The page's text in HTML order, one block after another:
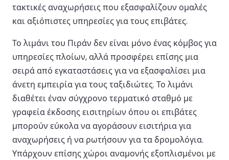
τακτικές αναχωρήσεις που εξασφαλίζουν ομαλές
και αξιόπιστες υπηρεσίες για τους επιβάτες.
Το λιμάνι του Πιράν δεν είναι μόνο ένας κόμβος για
υπηρεσίες πλοίων, αλλά προσφέρει επίσης μια
σειρά από εγκαταστάσεις για να εξασφαλίσει μια
άνετη εμπειρία για τους ταξιδιώτες. Το λιμάνι
διαθέτει έναν σύγχρονο τερματικό σταθμό με
γραφεία έκδοσης εισιτηρίων όπου οι επιβάτες
μπορούν εύκολα να αγοράσουν εισιτήρια για
αναχωρήσεις ή να ρωτήσουν για τα δρομολόγια.
Υπάρχουν επίσης χώροι αναμονής εξοπλισμένοι με